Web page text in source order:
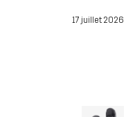
17 juillet 2026